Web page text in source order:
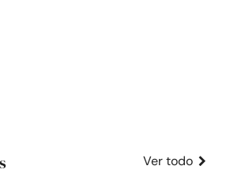
Ver todo